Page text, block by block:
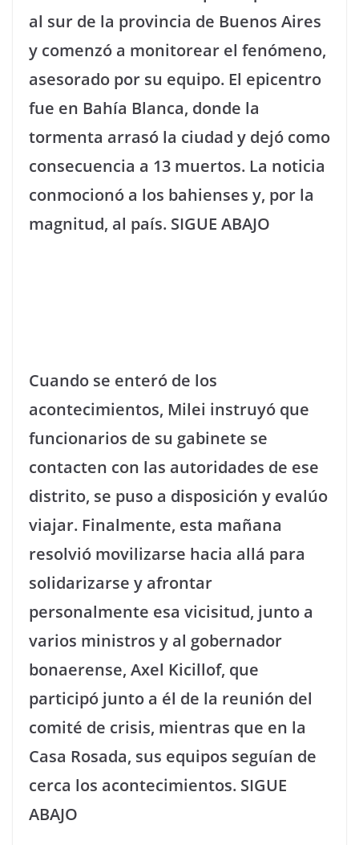
al sur de la provincia de Buenos Aires
y comenzó a monitorear el fenómeno,
asesorado por su equipo. El epicentro
fue en Bahía Blanca, donde la
tormenta arrasó la ciudad y dejó como
consecuencia a 13 muertos. La noticia
conmocionó a los bahienses y, por la
magnitud, al país. SIGUE ABAJO
Cuando se enteró de los
acontecimientos, Milei instruyó que
funcionarios de su gabinete se
contacten con las autoridades de ese
distrito, se puso a disposición y evalúo
viajar. Finalmente, esta mañana
resolvió movilizarse hacia allá para
solidarizarse y afrontar
personalmente esa vicisitud, junto a
varios ministros y al gobernador
bonaerense, Axel Kicillof, que
participó junto a él de la reunión del
comité de crisis, mientras que en la
Casa Rosada, sus equipos seguían de
cerca los acontecimientos. SIGUE
ABAJO